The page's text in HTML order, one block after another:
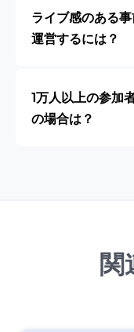
ライブ感のある
運営するには？
1万人以上の参加
の場合は？
関